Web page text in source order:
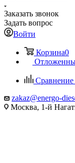
Заказать звонок
Задать вопрос
Войти
Корзина0
Сравнение
zakaz@energo-
Москва, 1-й